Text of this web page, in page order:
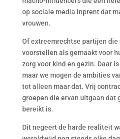
op sociale media inprent dat
vrouwen.
Of extreemrechtse partijen die
voorstellen als gemaakt voor
zorg voor kind en gezin. Daar
maar we mogen de ambities
tot alleen maar dat. Vrij
groepen die ervan uitgaan dat
bereikt is.
Dit negeert de harde realiteit